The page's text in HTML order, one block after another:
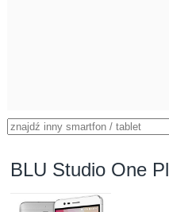
BLU Studio One